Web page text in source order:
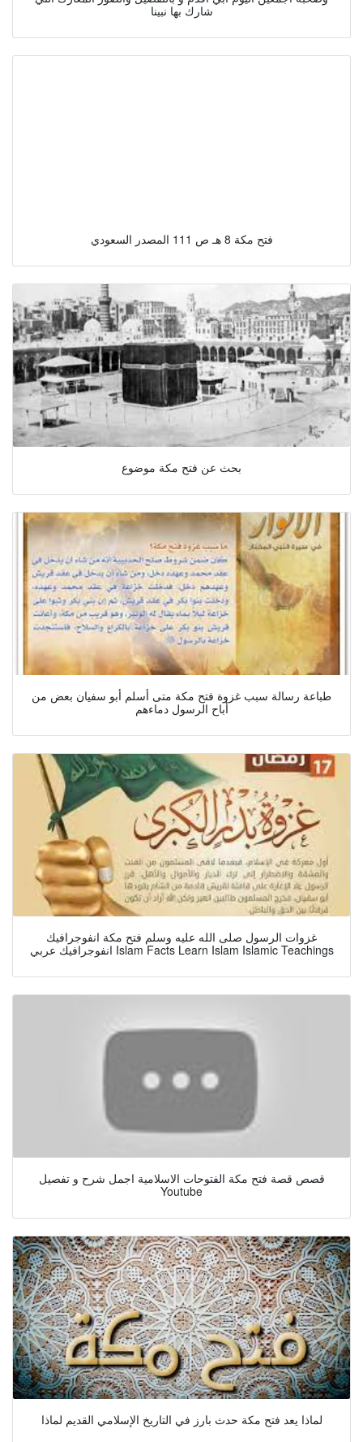
شارك بها نبينا
فتح مكة 8 هـ ص 111 المصدر السعودي
بحث عن فتح مكة موضوع
طباعة رسالة سبب غزوة فتح مكة متى أسلم أبو سفيان بعض من
أباح الرسول دماءهم
غزوات الرسول صلى الله عليه وسلم فتح مكة انفوجرافيك
انفوجرافيك عربي Islam Facts Learn Islam Islamic Teachings
قصص قصة فتح مكة الفتوحات الاسلامية اجمل شرح و تفصيل
Youtube
لماذا يعد فتح مكة حدث بارز في التاريخ الإسلامي القديم لماذا